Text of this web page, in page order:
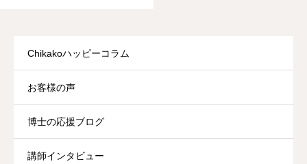
Chikakoハッピーコラム
お客様の声
博士の応援ブログ
講師インタビュー